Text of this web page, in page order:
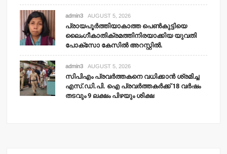
admin3 AUGUST 5, 2026
പ്രായപൂര്‍ത്തിയാകാത്ത പെണ്‍കുട്ടിയെ
ലൈംഗീകാതിക്രമത്തിനിരയാക്കിയ യുവതി
പോക്‌സോ കേസില്‍ അറസ്റ്റില്‍.
admin3 AUGUST 5, 2026
സിപിഎം പ്രവര്‍ത്തകനെ വധിക്കാന്‍ ശ്രമിച്ച
എസ്.ഡി.പി. ഐ പ്രവര്‍ത്തകര്‍ക്ക് 18 വര്‍ഷം
തടവും 9 ലക്ഷം പിഴയും ശിക്ഷ